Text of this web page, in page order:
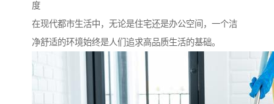
度
在现代都市生活中，无论是住宅还是办公空间，一个洁
净舒适的环境始终是人们追求高品质生活的基础。